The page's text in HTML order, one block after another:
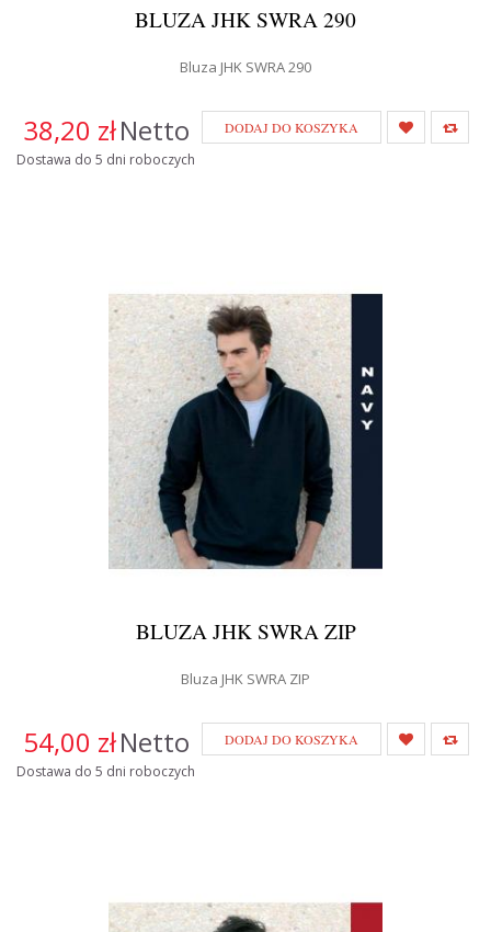
BLUZA JHK SWRA 290
Bluza JHK SWRA 290
38,20 złNetto
Dostawa do 5 dni roboczych
DODAJ DO KOSZYKA
BLUZA JHK SWRA ZIP
Bluza JHK SWRA ZIP
54,00 złNetto
Dostawa do 5 dni roboczych
DODAJ DO KOSZYKA